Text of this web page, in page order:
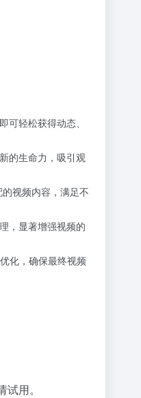
轻松获得动态、
的生命力，吸引观
视频内容，满足不
，显著增强视频的
化，确保最终视频
用。